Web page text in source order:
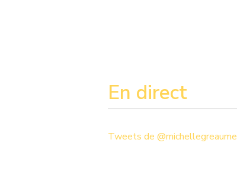
En direct
Tweets de @michellegreaume